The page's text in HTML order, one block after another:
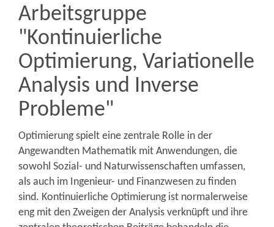
Arbeitsgruppe
"Kontinuierliche
Optimierung, Variationelle
Analysis und Inverse
Probleme"
Optimierung spielt eine zentrale Rolle in der
Angewandten Mathematik mit Anwendungen, die
sowohl Sozial- und Naturwissenschaften umfassen,
als auch im Ingenieur- und Finanzwesen zu finden
sind. Kontinuierliche Optimierung ist normalerweise
eng mit den Zweigen der Analysis verknüpft und ihre